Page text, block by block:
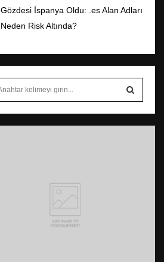
Gözdesi İspanya Oldu: .es Alan Adları
Neden Risk Altında?
S